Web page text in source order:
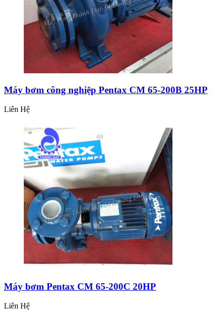
Máy bơm công nghiệp Pentax CM 65-200B 25HP
Liên Hệ
Máy bơm Pentax CM 65-200C 20HP
Liên Hệ